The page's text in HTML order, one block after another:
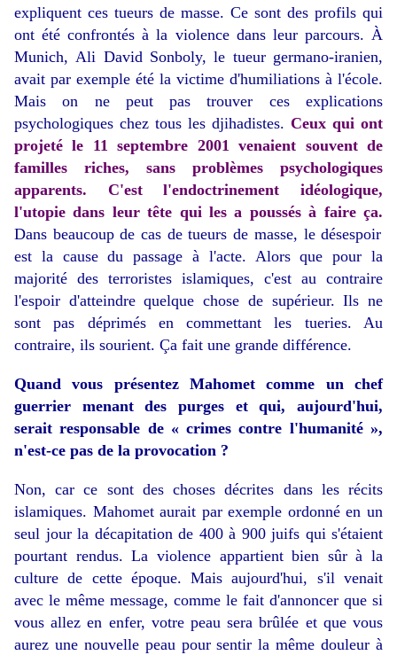
expliquent ces tueurs de masse. Ce sont des profils qui
ont été confrontés à la violence dans leur parcours. À
Munich,Ali David Sonboly, le tueur germano-iranien,
avait par exemple été la victime d'humiliations à l'école.
Mais on ne peut pas trouver ces explications
psychologiques chez tous les djihadistes. Ceux qui ont
projeté le 11 septembre 2001 venaient souvent de
familles riches, sans problèmes psychologiques
apparents. C'est l'endoctrinement idéologique,
l'utopie dans leur tête qui les a poussés à faire ça.
Dans beaucoup de cas de tueurs de masse, le désespoir
est la cause du passage à l'acte. Alors que pour la
majorité des terroristes islamiques, c'est au contraire
l'espoir d'atteindre quelque chose de supérieur. Ils ne
sont pas déprimés en commettant les tueries. Au
contraire, ils sourient. Ça fait une grande différence.
Quand vous présentez Mahomet comme un chef
guerrier menant des purges et qui, aujourd'hui,
serait responsable de « crimes contre l'humanité »,
n'est-ce pas de la provocation ?
Non, car ce sont des choses décrites dans les récits
islamiques. Mahomet aurait par exemple ordonné en un
seul jour la décapitation de 400 à 900 juifs qui s'étaient
pourtant rendus. La violence appartient bien sûr à la
culture de cette époque. Mais aujourd'hui, s'il venait
avec le même message, comme le fait d'annoncer que si
vous allez en enfer, votre peau sera brûlée et que vous
aurez une nouvelle peau pour sentir la même douleur à